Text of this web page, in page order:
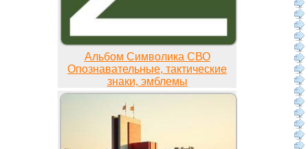
Альбом Символика СВО
Опознавательные, тактические
знаки, эмблемы